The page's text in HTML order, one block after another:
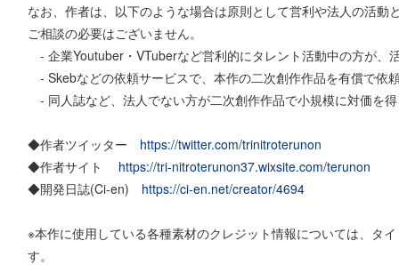
なお、作者は、以下のような場合は原則として営利や法人の活動
ご相談の必要はございません。
- 企業Youtuber・VTuberなど営利的にタレント活動中の方が、
- Skebなどの依頼サービスで、本作の二次創作作品を有償で依
- 同人誌など、法人でない方が二次創作作品で小規模に対価を
◆作者ツイッター https://twitter.com/trinitroterunon
◆作者サイト https://tri-nitroterunon37.wixsite.com/terunon
◆開発日誌(Ci-en) https://ci-en.net/creator/4694
※本作に使用している各種素材のクレジット情報については、タ
す。